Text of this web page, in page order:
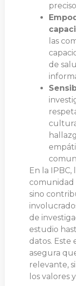
las
de
En la IPBC,
comunidad
sino
de
estudio
datos. Este
asegura
relevante,
los valores